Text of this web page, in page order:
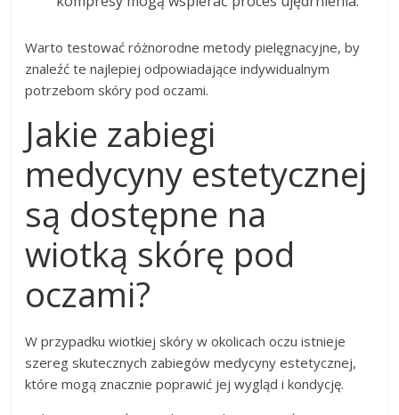
Warto testować różnorodne metody pielęgnacyjne, by
znaleźć te najlepiej odpowiadające indywidualnym
potrzebom skóry pod oczami.
Jakie zabiegi
medycyny estetycznej
są dostępne na
wiotką skórę pod
oczami?
W przypadku wiotkiej skóry w okolicach oczu istnieje
szereg skutecznych zabiegów medycyny estetycznej,
które mogą znacznie poprawić jej wygląd i kondycję.